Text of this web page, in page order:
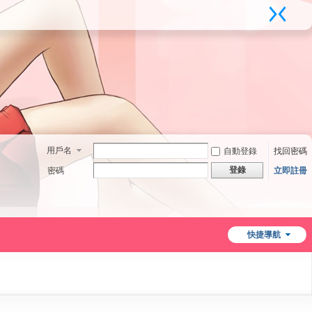
用戶名 自動登錄
找回密碼
密碼
登錄 立即註冊
快捷導航